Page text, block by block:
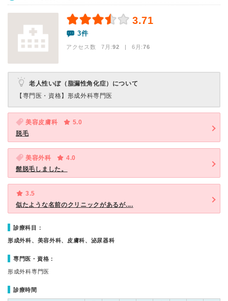
3.71
3件
アクセス数 7月:92 | 6月:76
老人性いぼ（脂漏性角化症）について
【専門医・資格】 形成外科専門医
美容皮膚科
5.0
脱毛
美容外科
4.0
髭脱毛しました。
3.5
似たような名前のクリニックがあるが....
診療科目：
形成外科、美容外科、皮膚科、泌尿器科
専門医・資格：
形成外科専門医
診療時間